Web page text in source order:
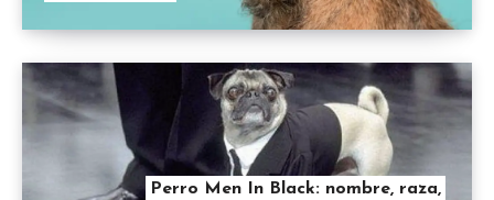
Perro Men In Black: nombre, raza,